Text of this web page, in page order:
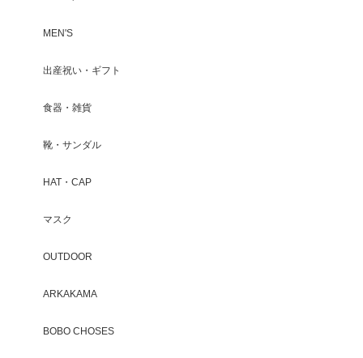
MEN'S
出産祝い・ギフト
食器・雑貨
靴・サンダル
HAT・CAP
マスク
OUTDOOR
ARKAKAMA
BOBO CHOSES